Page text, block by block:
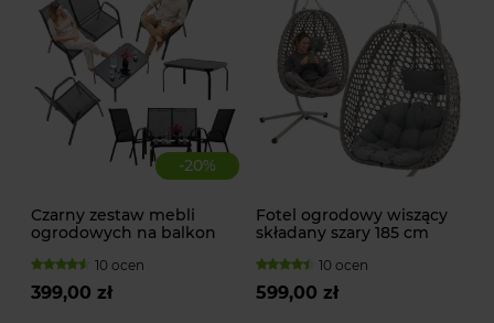
-20%
Czarny zestaw mebli
ogrodowych na balkon
10 ocen
399,00 zł
Fotel ogrodowy wiszący
składany szary 185 cm
10 ocen
599,00 zł